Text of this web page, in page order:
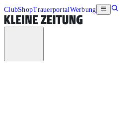
ClubShopTrauerportalWerbung